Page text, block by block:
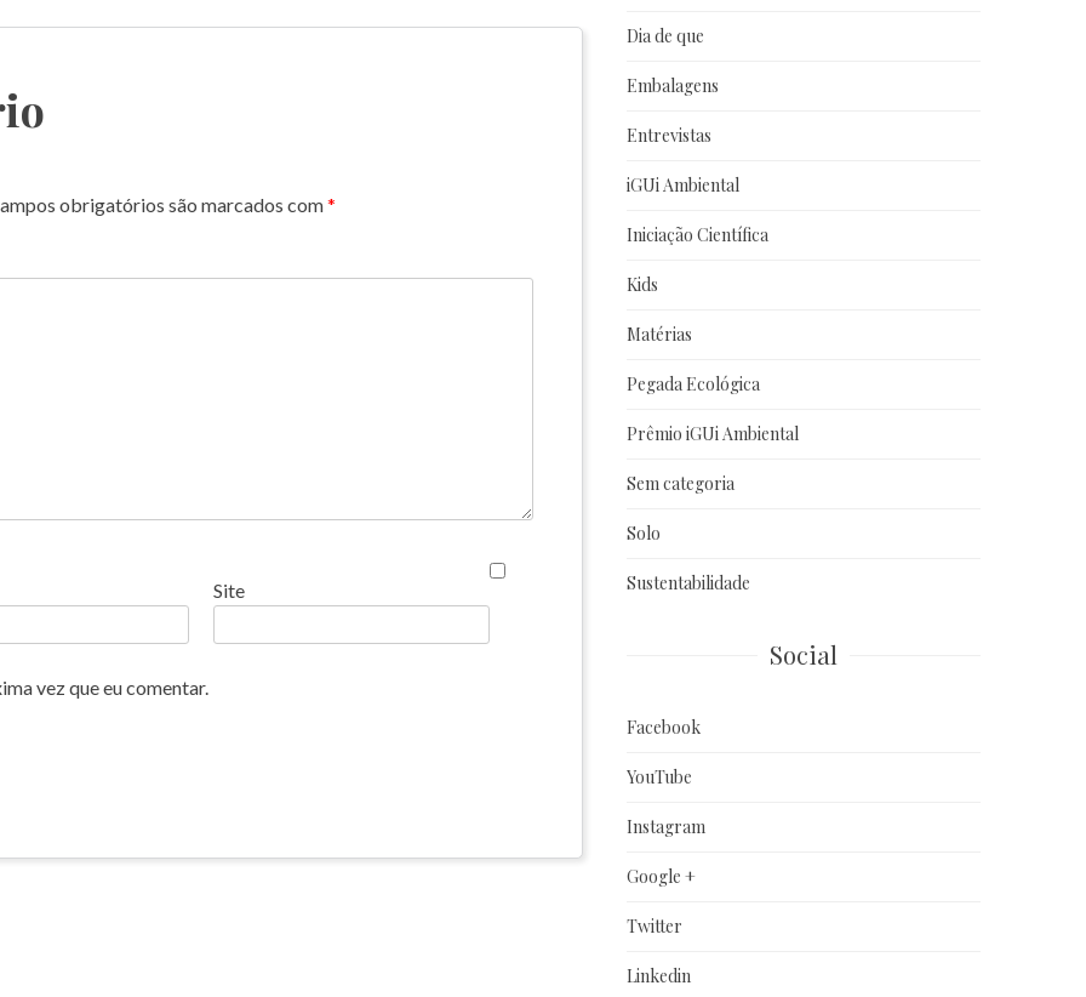
obrigatórios são marcados com*
Site
vez que eu comentar.
Dia de que
Embalagens
Entrevistas
iGUi Ambiental
Iniciação Científica
Kids
Matérias
Pegada Ecológica
Prêmio iGUi Ambiental
Sem categoria
Solo
Sustentabilidade
Social
Facebook
YouTube
Instagram
Google +
Twitter
Linkedin